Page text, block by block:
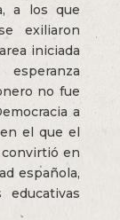
a los que
exiliaron
iniciada
no fue
a
el que el
en
española,